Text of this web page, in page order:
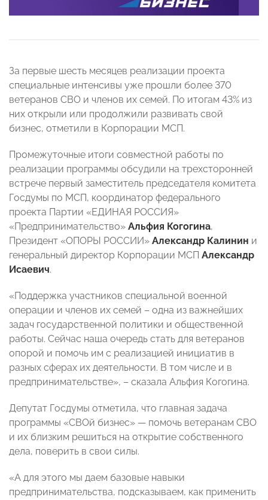
За первые шесть месяцев реализации проекта
специальные интенсивы уже прошли более 370
ветеранов СВО и членов их семей. По итогам 43% из
них открыли или продолжили развивать свой
бизнес, отметили в Корпорации МСП.
Промежуточные итоги совместной работы по
реализации программы обсудили на трехсторонней
встрече первый заместитель председателя комитета
Госдумы по МСП, координатор федерального
проекта Партии «ЕДИНАЯ РОССИЯ»
«Предпринимательство» Альфия Когогина,
Президент «ОПОРЫ РОССИИ» Александр Калинин и
генеральный директор Корпорации МСП Александр
Исаевич.
«Поддержка участников специальной военной
операции и членов их семей – одна из важнейших
задач государственной политики и общественной
работы. Сейчас наша очередь стать для ветеранов
опорой и помочь им c реализацией инициатив в
разных сферах их деятельности. В том числе и в
предпринимательстве», – сказала Альфия Когогина.
Депутат Госдумы отметила, что главная задача
программы «СВОй бизнес» — помочь ветеранам СВО
и их близким решиться на открытие собственного
дела, поверить в свои силы.
«А для этого мы даем базовые навыки
предпринимательства, подсказываем, как применить